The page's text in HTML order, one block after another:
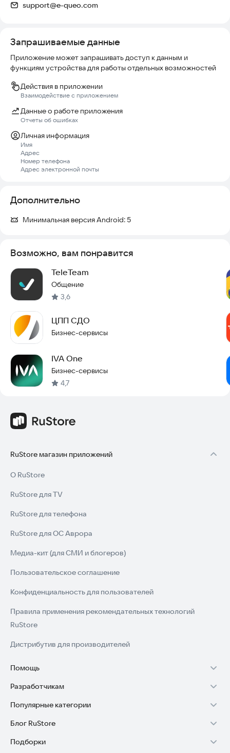
support@e-queo.com
Запрашиваемые данные
Приложение может запрашивать доступ к данным и
функциям устройства для работы отдельных возможностей
Действия в приложении
Взаимодействие с приложением
Данные о работе приложения
Отчеты об ошибках
Личная информация
Имя
Адрес
Номер телефона
Адрес электронной почты
Дополнительно
Минимальная версия Android: 5
Возможно, вам понравится
TeleTeam
Общение
3,6
ЦПП СДО
Бизнес-сервисы
IVA One
Бизнес-сервисы
4,7
RuStore магазин приложений
О RuStore
RuStore для TV
RuStore для телефона
RuStore для ОС Аврора
Медиа-кит (для СМИ и блогеров)
Пользовательское соглашение
Конфиденциальность для пользователей
Правила применения рекомендательных технологий
RuStore
Дистрибутив для производителей
Помощь
Установка RuStore на TV
Установка RuStore на телефон
Установка RuStore в машину
Помощь пользователям RuStore
Разработчикам
Зарабатывать с RuStore
Стать разработчиком
Доступ к RuStore Консоль
Популярные категории
Игры для Android
Приложения банков
Блог RuStore
Обзоры игр для Android 2025
Подборки